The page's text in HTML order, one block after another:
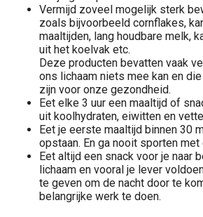
Vermijd zoveel mogelijk sterk
zoals bijvoorbeeld cornflakes,
maaltijden, lang houdbare melk,
uit het koelvak etc.
Deze producten bevatten vaak
ons lichaam niets mee kan en
zijn voor onze gezondheid.
Eet elke 3 uur een maaltijd of
uit koolhydraten, eiwitten en
Eet je eerste maaltijd binnen 30
opstaan. En ga nooit sporten met
Eet altijd een snack voor je naar
lichaam en vooral je lever
te geven om de nacht door te
belangrijke werk te doen.